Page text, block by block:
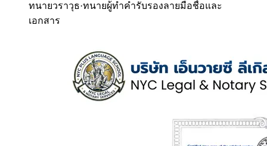
ทนายวราวุธ·ทนายผู้ทำคำรับรองลายมือชื่อและ
เอกสาร